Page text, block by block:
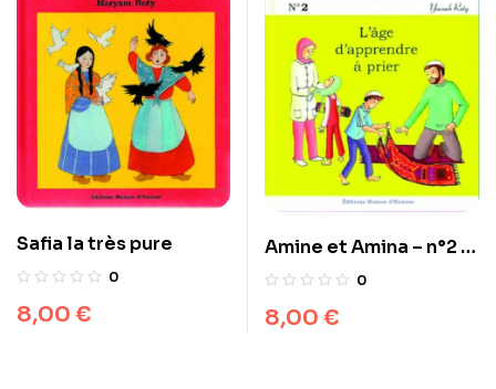
Safia la très pure
0
8,00 €
Amine et Amina – n°2 :
L’âge d’apprendre à
0
8,00 €